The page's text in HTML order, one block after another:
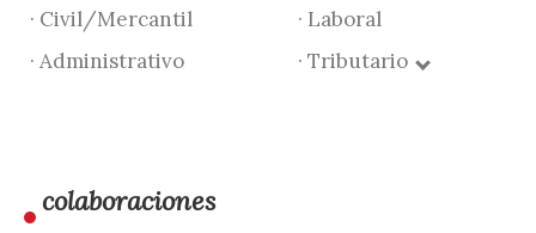
· Civil/Mercantil
· Laboral
· Administrativo
· Tributario
colaboraciones